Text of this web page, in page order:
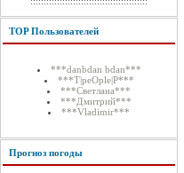
TOP Пользователей
***danbdan bdan***
***T|peOple|P***
***Светлана***
***Дмитрий***
***Vladimir***
Прогноз погоды